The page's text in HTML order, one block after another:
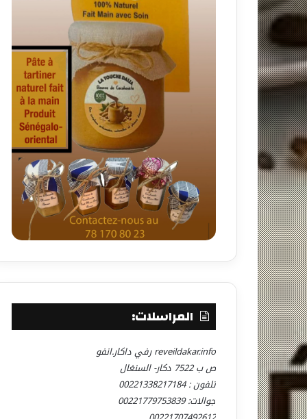
المراسلات:
reveildakar.info رفي داكار.انفو
ص ب 7522 دكار- السنغال
تلفون : 00221338217184
جوالات: 00221779753839